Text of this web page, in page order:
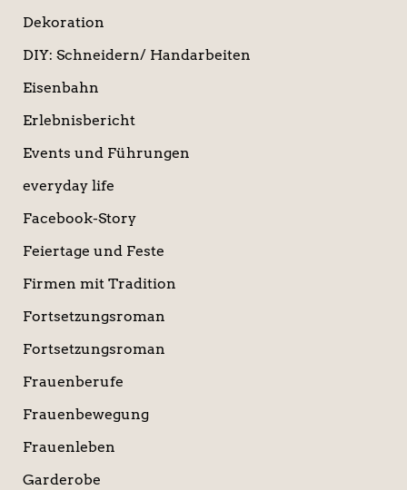
Dekoration
DIY: Schneidern/ Handarbeiten
Eisenbahn
Erlebnisbericht
Events und Führungen
everyday life
Facebook-Story
Feiertage und Feste
Firmen mit Tradition
Fortsetzungsroman
Fortsetzungsroman
Frauenberufe
Frauenbewegung
Frauenleben
Garderobe